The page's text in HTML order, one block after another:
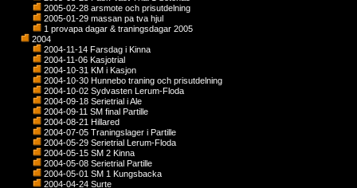
2005-02-28 arsmote och prisutdelning
2005-01-29 massan pa tva hjul
1 provapa dagar & traningsdagar 2005
2004
2004-11-14 Farsdag i Kinna
2004-11-06 Kasjotrial
2004-10-31 KM i Kasjon
2004-10-30 Hunnebo traning och prisutdelning
2004-10-02 Sydvasten Lerum-Floda
2004-09-18 Serietrial i Ale
2004-09-11 SM final Partille
2004-08-21 Hillared
2004-07-05 Traningslager i Partille
2004-05-29 Serietrial Lerum-Floda
2004-05-15 SM 2 Kinna
2004-05-08 Serietrial Partille
2004-05-01 SM 1 Kungsbacka
2004-04-24 Surte